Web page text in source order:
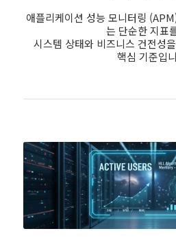
애플리케이션 성능 모니터링
는 단순한 지표
시스템 상태와 비즈니스 건전성
핵심 기준입